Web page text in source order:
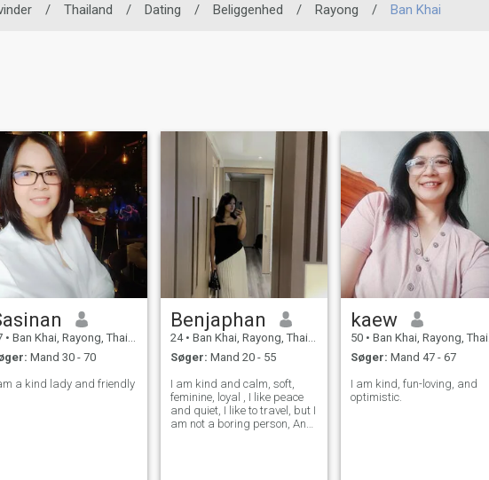
/ Thailand / Dating / Beliggenhed / Rayong / Ban Khai
• Ban Khai, Rayong, Thailand
Mand 30 - 70
a kind lady and friendly
Benjaphan
24 • Ban Khai, Rayong, Thailand
Søger: Mand 20 - 55
I am kind and calm, soft,
feminine, loyal , I like peace
and quiet, I like to travel, but I
am not a boring person, And
kaew
50 • Ban Khai, Rayong, Thailand
Søger: Mand 47 - 67
I am kind, fun-loving, and
optimistic.